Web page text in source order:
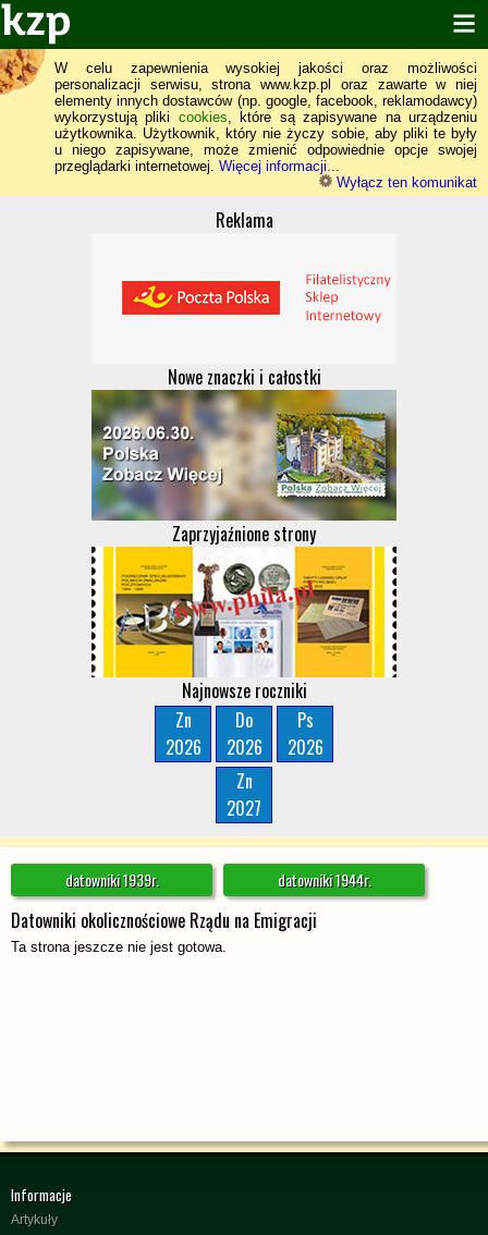
W celu zapewnienia wysokiej jakości oraz możliwości
personalizacji serwisu, strona www.kzp.pl oraz zawarte w niej
elementy innych dostawców (np. google, facebook, reklamodawcy)
wykorzystują pliki cookies, które są zapisywane na urządzeniu
użytkownika. Użytkownik, który nie życzy sobie, aby pliki te były
u niego zapisywane, może zmienić odpowiednie opcje swojej
przeglądarki internetowej. Więcej informacji...
Wyłącz ten komunikat
Reklama
Nowe znaczki i całostki
Zaprzyjaźnione strony
Najnowsze roczniki
Zn
2026
Do
2026
Ps
2026
Zn
2027
datowniki 1939r. datowniki 1944r.
Datowniki okolicznościowe Rządu na Emigracji
Ta strona jeszcze nie jest gotowa.
Informacje
Artykuły